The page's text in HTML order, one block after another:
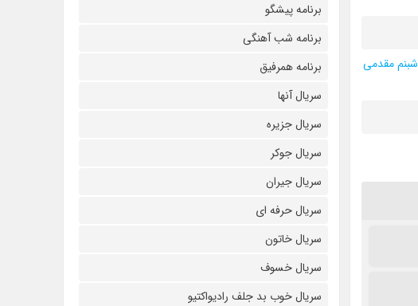
شبنم مقدمی
برنامه پیشگو
برنامه شب آهنگی
برنامه همرفیق
سریال آنها
سریال جزیره
سریال جوکر
سریال جیران
سریال حرفه ای
سریال خاتون
سریال خسوف
سریال خوب بد جلف رادیواکتیو